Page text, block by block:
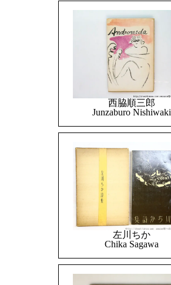
西脇順三郎
Junzaburo Nishiwaki
左川ちか
Chika Sagawa